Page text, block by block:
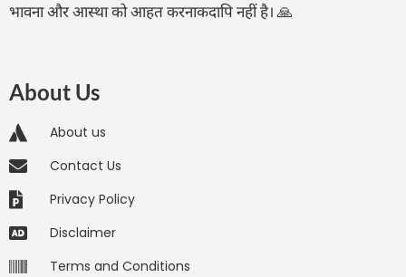
भावना और आस्था को आहत करनाकदापि नहीं है। 🙏
About Us
About us
Contact Us
Privacy Policy
Disclaimer
Terms and Conditions